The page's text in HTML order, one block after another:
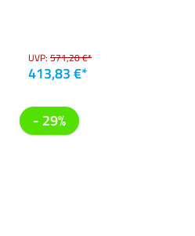
UVP: 571,20 €*
413,83 €*
- 29%